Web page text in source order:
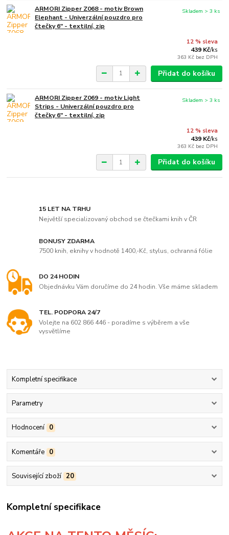
ARMORI Zipper Z068 - motiv Brown
Elephant - Univerzální pouzdro pro
čtečky 6" - textilní, zip
12 % sleva
439 Kč/ks
363 Kč bez DPH
Skladem > 3 ks
Přidat do košíku
ARMORI Zipper Z069 - motiv Light
Strips - Univerzální pouzdro pro
čtečky 6" - textilní, zip
12 % sleva
439 Kč/ks
363 Kč bez DPH
Skladem > 3 ks
Přidat do košíku
15 LET NA TRHU
Největší specializovaný obchod se čtečkami knih v ČR
BONUSY ZDARMA
7500 knih, eknihy v hodnotě 1400,-Kč, stylus, ochranná fólie
DO 24 HODIN
Objednávku Vám doručíme do 24 hodin. Vše máme skladem
TEL. PODPORA 24/7
Volejte na 602 866 446 - poradíme s výběrem a vše
vysvětlíme
Kompletní specifikace
Parametry
Hodnocení 0
Komentáře 0
Související zboží 20
Kompletní specifikace